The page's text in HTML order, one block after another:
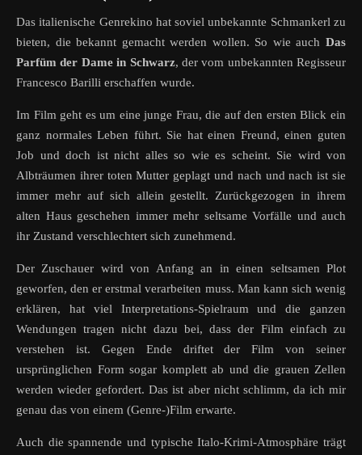
Das italienische Genrekino hat soviel unbekannte Schmankerl zu
bieten, die bekannt gemacht werden wollen. So wie auch Das
Parfüm der Dame in Schwarz, der vom unbekannten Regisseur
Francesco Barilli erschaffen wurde.
Im Film geht es um eine junge Frau, die auf den ersten Blick ein
ganz normales Leben führt. Sie hat einen Freund, einen guten
Job und doch ist nicht alles so wie es scheint. Sie wird von
Albträumen ihrer toten Mutter geplagt und nach und nach ist sie
immer mehr auf sich allein gestellt. Zurückgezogen in ihrem
alten Haus geschehen immer mehr seltsame Vorfälle und auch
ihr Zustand verschlechtert sich zunehmend.
Der Zuschauer wird von Anfang an in einen seltsamen Plot
geworfen, den er erstmal verarbeiten muss. Man kann sich wenig
erklären, hat viel Interpretations-Spielraum und die ganzen
Wendungen tragen nicht dazu bei, dass der Film einfach zu
verstehen ist. Gegen Ende driftet der Film von seiner
ursprünglichen Form sogar komplett ab und die grauen Zellen
werden wieder gefordert. Das ist aber nicht schlimm, da ich mir
genau das von einem (Genre-)Film erwarte.
Auch die spannende und typische Italo-Krimi-Atmosphäre trägt